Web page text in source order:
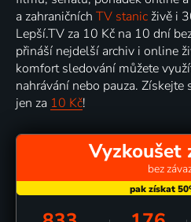
a zahraničních TV stanic živě i
Lepší.TV za 10 Kč na 10 dní
přináší nejdelší archiv i online
komfort sledování můžete
nahrávání nebo pauza.
jen za 10 Kč!
Vyzkoušet
bez